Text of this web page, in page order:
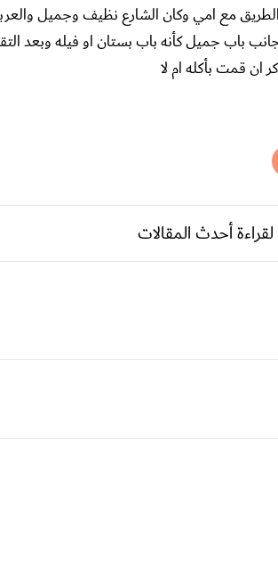
مع امي وكان الشارع نظيف وجميل
باب جميل كأنه باب بستان او فيله وبعد
قمت بأكله ام لا
لقراءة أحدث المقالات